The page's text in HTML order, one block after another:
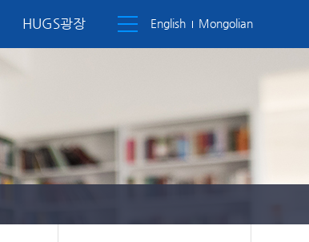
GREETINGS
GUIDANCE
MAJOR
INTRODUCTION
INSTITUTE
AFFILIATE
SCHOOL AFFAIRS
POST GUIDANCE
HUGS광장
HUGS PLAZA
English Mongolian